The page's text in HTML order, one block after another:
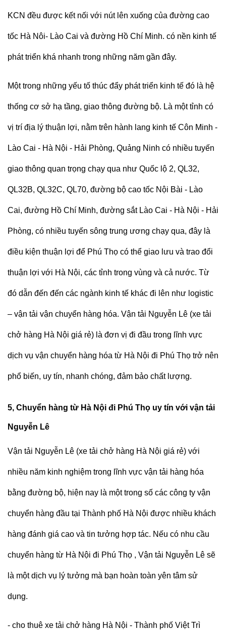
KCN đều được kết nối với nút lên xuống của đường cao
tốc Hà Nôi- Lào Cai và đường Hồ Chí Minh. có nền kinh tế
phát triển khá nhanh trong những năm gần đây.
Một trong những yếu tố thúc đẩy phát triển kinh tế đó là hệ
thống cơ sở hạ tầng, giao thông đường bộ. Là một tỉnh có
vị trí địa lý thuận lợi, nằm trên hành lang kinh tế Côn Minh -
Lào Cai - Hà Nội - Hải Phòng, Quảng Ninh có nhiều tuyến
giao thông quan trọng chạy qua như Quốc lộ 2, QL32,
QL32B, QL32C, QL70, đường bộ cao tốc Nội Bài - Lào
Cai, đường Hồ Chí Minh, đường sắt Lào Cai - Hà Nội - Hải
Phòng, có nhiều tuyến sông trung ương chạy qua, đây là
điều kiện thuận lợi để Phú Thọ có thể giao lưu và trao đổi
thuận lợi với Hà Nội, các tỉnh trong vùng và cả nước. Từ
đó dẫn đến đến các ngành kinh tế khác đi lên như logistic
– vận tải vận chuyển hàng hóa. Vận tải Nguyễn Lê (xe tải
chở hàng Hà Nội giá rẻ) là đơn vị đi đầu trong lĩnh vực
dịch vụ vận chuyển hàng hóa từ Hà Nội đi Phú Thọ trở nên
phổ biến, uy tín, nhanh chóng, đảm bảo chất lượng.
5, Chuyển hàng từ Hà Nội đi Phú Thọ uy tín với vận tải
Nguyễn Lê
Vận tải Nguyễn Lê (xe tải chở hàng Hà Nội giá rẻ) với
nhiều năm kinh nghiệm trong lĩnh vực vận tải hàng hóa
bằng đường bộ, hiện nay là một trong số các công ty vận
chuyển hàng đầu tại Thành phố Hà Nội được nhiều khách
hàng đánh giá cao và tin tưởng hợp tác. Nếu có nhu cầu
chuyển hàng từ Hà Nội đi Phú Thọ , Vận tải Nguyễn Lê sẽ
là một dịch vụ lý tưởng mà bạn hoàn toàn yên tâm sử
dụng.
- cho thuê xe tải chở hàng Hà Nội - Thành phố Việt Trì